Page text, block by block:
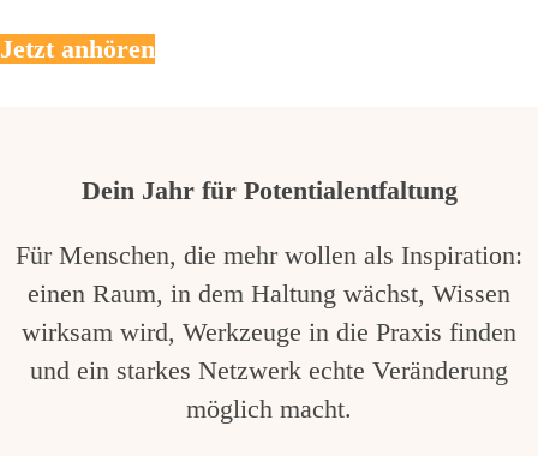
Jetzt anhören
Dein Jahr für Potentialentfaltung
Für Menschen, die mehr wollen als Inspiration:
einen Raum, in dem Haltung wächst, Wissen
wirksam wird, Werkzeuge in die Praxis finden
und ein starkes Netzwerk echte Veränderung
möglich macht.